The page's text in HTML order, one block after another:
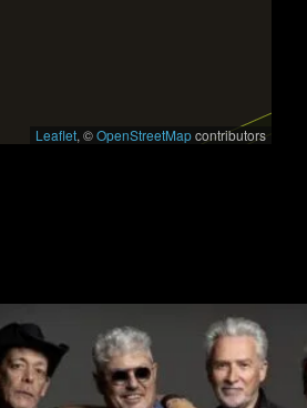
Leaflet, ©OpenStreetMapcontributors